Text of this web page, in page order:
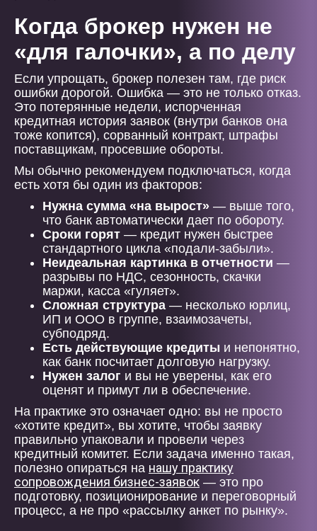
Когда брокер нужен не
«для галочки», а по делу
Если упрощать, брокер полезен там, где риск
ошибки дорогой. Ошибка — это не только отказ.
Это потерянные недели, испорченная
кредитная история заявок (внутри банков она
тоже копится), сорванный контракт, штрафы
поставщикам, просевшие обороты.
Мы обычно рекомендуем подключаться, когда
есть хотя бы один из факторов:
Нужна сумма «на вырост» — выше того,
что банк автоматически дает по обороту.
Сроки горят — кредит нужен быстрее
стандартного цикла «подали-забыли».
Неидеальная картинка в отчетности —
разрывы по НДС, сезонность, скачки
маржи, касса «гуляет».
Сложная структура — несколько юрлиц,
ИП и ООО в группе, взаимозачеты,
субподряд.
Есть действующие кредиты и непонятно,
как банк посчитает долговую нагрузку.
Нужен залог и вы не уверены, как его
оценят и примут ли в обеспечение.
На практике это означает одно: вы не просто
«хотите кредит», вы хотите, чтобы заявку
правильно упаковали и провели через
кредитный комитет. Если задача именно такая,
полезно опираться на нашу практику
сопровождения бизнес-заявок — это про
подготовку, позиционирование и переговорный
процесс, а не про «рассылку анкет по рынку».